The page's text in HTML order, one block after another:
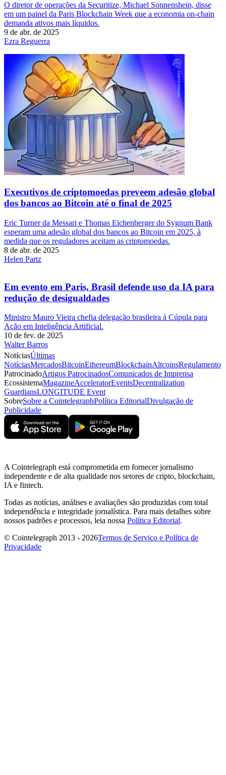
O diretor de operações da Securitize, Michael Sonnenshein, disse
em um painel da Paris Blockchain Week que a economia on-chain
demanda ativos mais líquidos.
9 de abr. de 2025
Ezra Reguerra
Executivos de criptomoedas preveem adesão global
dos bancos ao Bitcoin até o final de 2025
Eric Turner da Messari e Thomas Eichenberger do Sygnum Bank
esperam uma adesão global dos bancos ao Bitcoin em 2025, à
medida que os reguladores aceitam as criptomoedas.
8 de abr. de 2025
Helen Partz
Em evento em Paris, Brasil defende uso da IA para
redução de desigualdades
Ministro Mauro Vieira chefia delegação brasileira à Cúpula para
Ação em Inteligência Artificial.
10 de fev. de 2025
Walter Barros
NotíciasÚltimas
NotíciasMercadosBitcoinEthereumBlockchainAltcoinsRegulamento
PatrocinadoArtigos PatrocinadosComunicados de Imprensa
EcossistemaMagazineAcceleratorEventsDecentralization
GuardiansLONGITUDE Event
SobreSobre a CointelegraphPolítica EditorialDivulgação de
Publicidade
A Cointelegraph está comprometida em fornecer jornalismo
independente e de alta qualidade nos setores de cripto, blockchain,
IA e fintech.
Todas as notícias, análises e avaliações são produzidas com total
independência e integridade jornalística. Para mais detalhes sobre
nossos padrões e processos, leia nossa Política Editorial.
© Cointelegraph 2013 - 2026Termos de Serviço e Política de
Privacidade